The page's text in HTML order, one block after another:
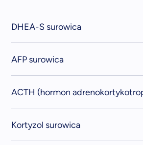
DHEA-S surowica
AFP surowica
ACTH (hormon
Kortyzol surowica